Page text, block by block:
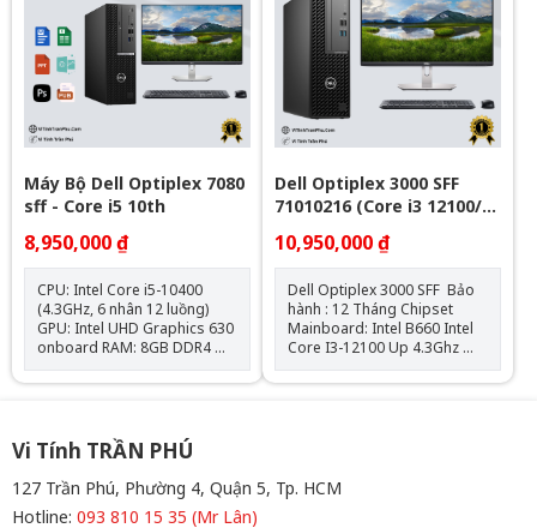
11 License
Máy Bộ Dell Optiplex 7080
sff - Core i5 10th
8,950,000 ₫
CPU: Intel Core i5-10400
(4.3GHz, 6 nhân 12 luồng)
GPU: Intel UHD Graphics 630
onboard RAM: 8GB DDR4
SSD: 256GB M.2 NVMe Hệ
điều hành: Chưa Bao Gồm
Dell Optiplex 3000 SFF
71010216 (Core i3 12100/
Intel B660/ 8GB/ 256GB
SSD/ Intel UHD Graphics
730/ Ubuntu)
10,950,000 ₫
Dell Optiplex 3000 SFF Bảo
hành : 12 Tháng Chipset
Mainboard: Intel B660 Intel
Core I3-12100 Up 4.3Ghz
Ram : 8GB DDR4 SSD
: 256GB VGA: Đồ họa HD
Vi Tính TRẦN PHÚ
127 Trần Phú, Phường 4, Quận 5, Tp. HCM
Hotline: 093 810 15 35 (Mr Lân)